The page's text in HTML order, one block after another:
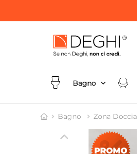
Bagno
Bagno Zona Doccia